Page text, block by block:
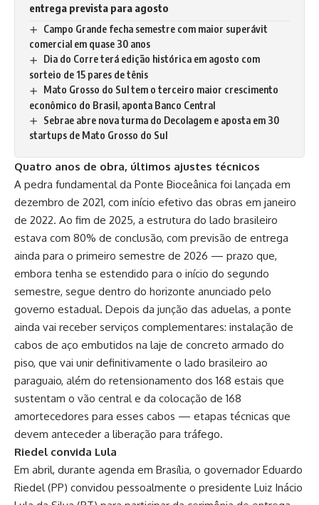
entrega prevista para agosto
Campo Grande fecha semestre com maior superávit
comercial em quase 30 anos
Dia do Corre terá edição histórica em agosto com
sorteio de 15 pares de tênis
Mato Grosso do Sul tem o terceiro maior crescimento
econômico do Brasil, aponta Banco Central
Sebrae abre nova turma do Decolagem e aposta em 30
startups de Mato Grosso do Sul
Quatro anos de obra, últimos ajustes técnicos
A pedra fundamental da Ponte Bioceânica foi lançada em
dezembro de 2021, com início efetivo das obras em janeiro
de 2022. Ao fim de 2025, a estrutura do lado brasileiro
estava com 80% de conclusão, com previsão de entrega
ainda para o primeiro semestre de 2026 — prazo que,
embora tenha se estendido para o início do segundo
semestre, segue dentro do horizonte anunciado pelo
governo estadual. Depois da junção das aduelas, a ponte
ainda vai receber serviços complementares: instalação de
cabos de aço embutidos na laje de concreto armado do
piso, que vai unir definitivamente o lado brasileiro ao
paraguaio, além do retensionamento dos 168 estais que
sustentam o vão central e da colocação de 168
amortecedores para esses cabos — etapas técnicas que
devem anteceder a liberação para tráfego.
Riedel convida Lula
Em abril, durante agenda em Brasília, o governador Eduardo
Riedel (PP) convidou pessoalmente o presidente Luiz Inácio